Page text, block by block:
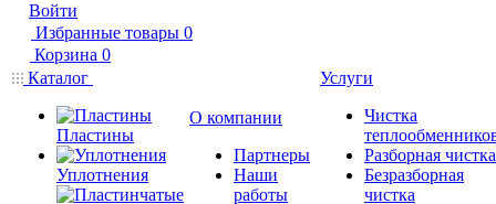
Войти
Избранные товары 0
Корзина 0
Каталог
Пластины
Уплотнения
О компании
Партнеры
Наши
работы
Услуги
Чистка
Разборная чистка
Безразборная
чистка